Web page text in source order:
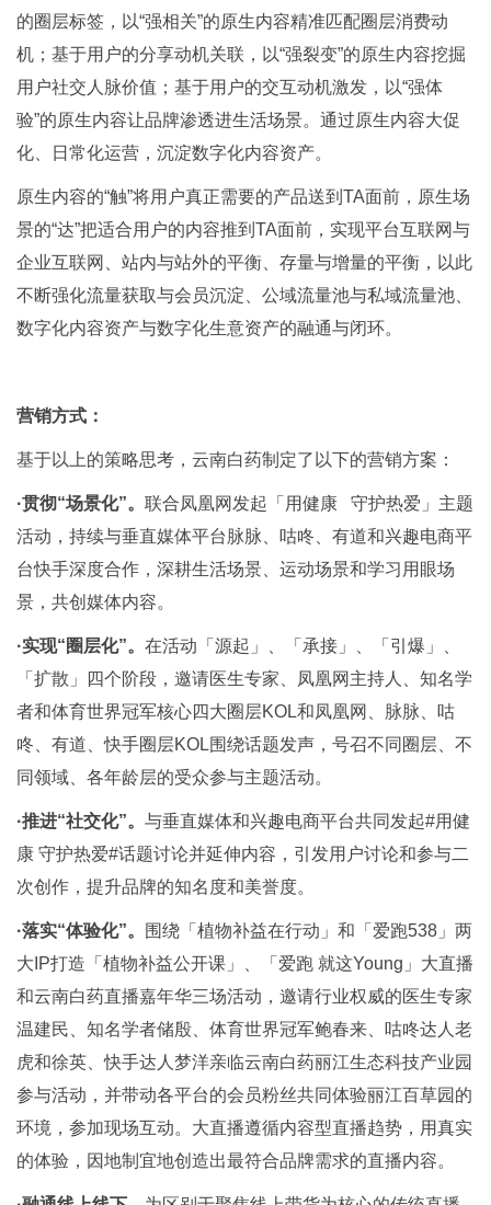
的圈层标签，以“强相关”的原生内容精准匹配圈层消费动
机；基于用户的分享动机关联，以“强裂变”的原生内容挖掘
用户社交人脉价值；基于用户的交互动机激发，以“强体
验”的原生内容让品牌渗透进生活场景。通过原生内容大促
化、日常化运营，沉淀数字化内容资产。
原生内容的“触”将用户真正需要的产品送到TA面前，原生场
景的“达”把适合用户的内容推到TA面前，实现平台互联网与
企业互联网、站内与站外的平衡、存量与增量的平衡，以此
不断强化流量获取与会员沉淀、公域流量池与私域流量池、
数字化内容资产与数字化生意资产的融通与闭环。
营销方式：
基于以上的策略思考，云南白药制定了以下的营销方案：
·贯彻“场景化”。 联合凤凰网发起「用健康 守护热爱」主题
活动，持续与垂直媒体平台脉脉、咕咚、有道和兴趣电商平
台快手深度合作，深耕生活场景、运动场景和学习用眼场
景，共创媒体内容。
·实现“圈层化”。 在活动「源起」、「承接」、「引爆」、
「扩散」四个阶段，邀请医生专家、凤凰网主持人、知名学
者和体育世界冠军核心四大圈层KOL和凤凰网、脉脉、咕
咚、有道、快手圈层KOL围绕话题发声，号召不同圈层、不
同领域、各年龄层的受众参与主题活动。
·推进“社交化”。 与垂直媒体和兴趣电商平台共同发起#用健
康 守护热爱#话题讨论并延伸内容，引发用户讨论和参与二
次创作，提升品牌的知名度和美誉度。
·落实“体验化”。
围绕「植物补益在行动」和「爱跑538」两
大IP打造「植物补益公开课」、「爱跑 就这Young」大直播
和云南白药直播嘉年华三场活动，邀请行业权威的医生专家
温建民、知名学者储殷、体育世界冠军鲍春来、咕咚达人老
虎和徐英、快手达人梦洋亲临云南白药丽江生态科技产业园
参与活动，并带动各平台的会员粉丝共同体验丽江百草园的
环境，参加现场互动。大直播遵循内容型直播趋势，用真实
的体验，因地制宜地创造出最符合品牌需求的直播内容。